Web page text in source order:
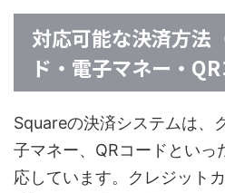
対応可能な決済方法
ド・電子マネー・QR
Squareの決済システムは、
子マネー、QRコードといっ
応しています。クレジット